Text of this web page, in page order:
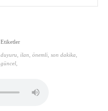
Etiketler
duyuru, ilan, önemli, son dakika,
güncel,